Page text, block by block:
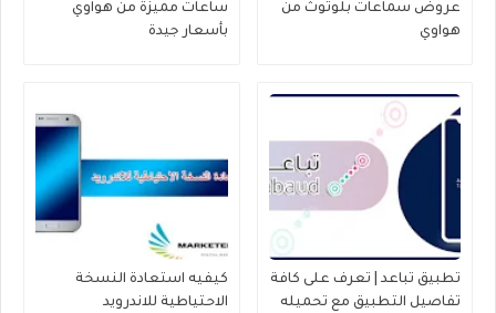
عروض سماعات بلوتوث من
هواوي
ساعات مميزة من هواوي
بأسعار جيدة
تطبيق تباعد | تعرف على كافة
تفاصيل التطبيق مع تحميله
كيفيه استعادة النسخة
الاحتياطية للاندرويد